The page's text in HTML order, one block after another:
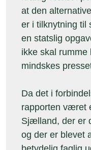
at den
er i tilknytning til
en statslig
ikke skal
mindskes
Da det i
rapporten været
Sjælland, der er
og der er blevet